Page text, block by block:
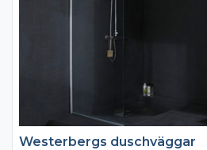
Westerbergs duschväggar